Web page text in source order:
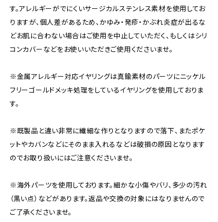
す。アレルギーがでにくいサージカルステンレス素材を使用してお
りますが、個人差があるため、かゆみ・発疹・かぶれ炎症が出るな
どお肌に合わない場合はご使用を中止していただく、もしくはシリ
コンカバーなどをお使いいただきご使用くださいませ。
※金属アレルギー対応イヤリングは真鍮素材のパーツにニッケル
フリーゴールドメッキ処理をしているイヤリングを使用しておりま
す。
※既製品と違い非常に繊細な作りとなりますので落下、またポケ
ットやカバンなどにそのまま入れるなどは破損の原因となります
のでお取り扱いにはご注意くださいませ。
※海外パーツを使用しております。細かな小傷やバリ、多少の汚れ
（黒い点）などがあります。返品や交換の対象にはなりませんので
ご了承くださいませ。